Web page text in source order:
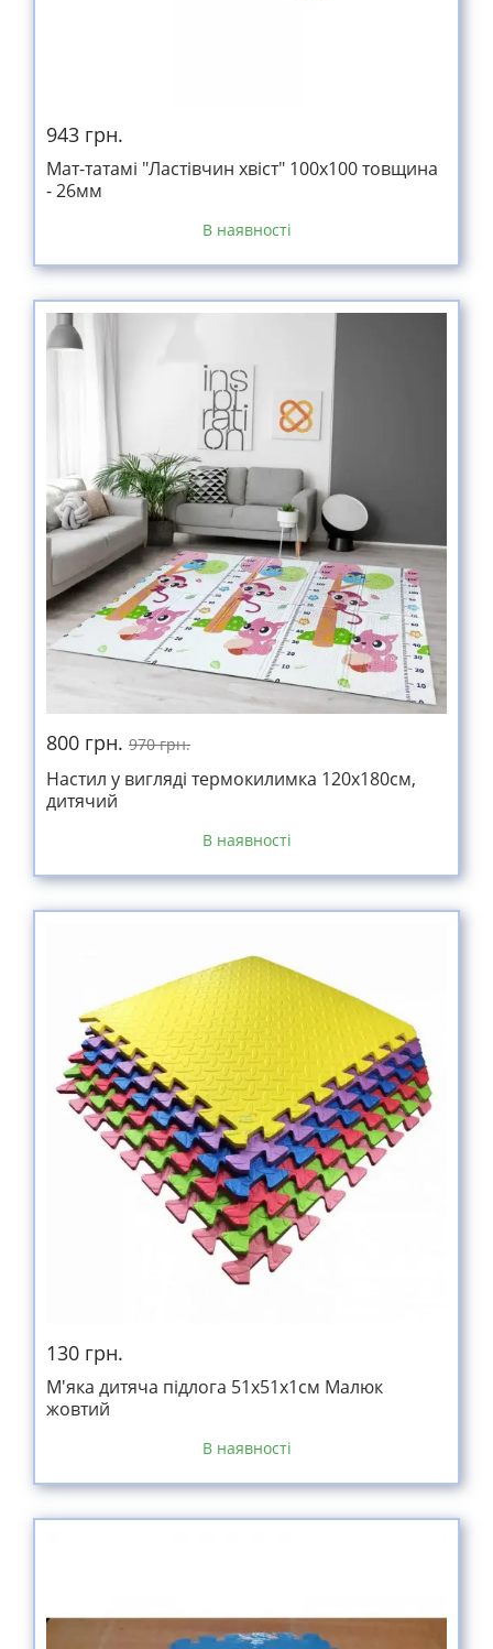
943 грн.
Мат-татамі "Ластівчин хвіст" 100х100 товщина
- 26мм
В наявності
800 грн. 970 грн.
Настил у вигляді термокилимка 120х180см,
дитячий
В наявності
130 грн.
М'яка дитяча підлога 51х51х1см Малюк
жовтий
В наявності